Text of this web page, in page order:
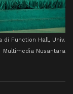
di Function Hall, Univ.
Multimedia Nusantara